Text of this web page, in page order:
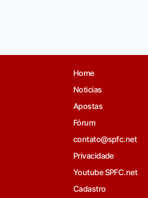
Home
Noticias
Apostas
Fórum
contato@spfc.net
Privacidade
Youtube SPFC.net
Cadastro